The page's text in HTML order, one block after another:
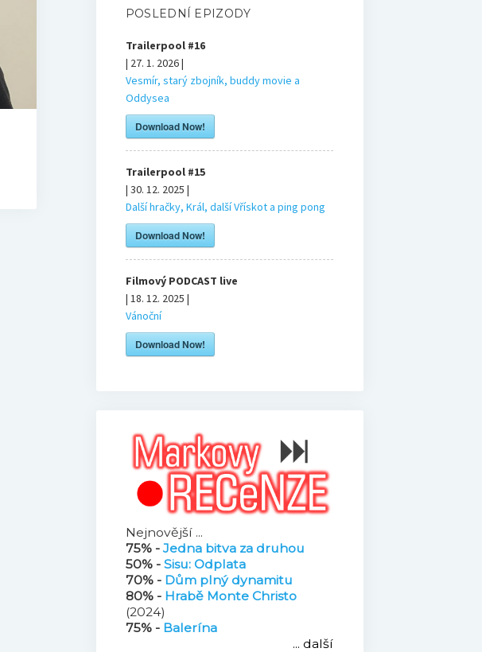
POSLEDNÍ EPIZODY
Trailerpool #16
| 27. 1. 2026 |
Vesmír, starý zbojník, buddy movie a
Oddysea
Download Now!
Trailerpool #15
| 30. 12. 2025 |
Další hračky, Král, další Vřískot a ping pong
Download Now!
Filmový PODCAST live
| 18. 12. 2025 |
Vánoční
Download Now!
Nejnovější ...
75% -Jedna bitva za druhou
50% - Sisu: Odplata
70% - Dům plný dynamitu
80% - Hrabě Monte Christo
(2024)
75% - Balerína
... další